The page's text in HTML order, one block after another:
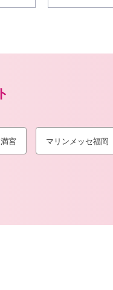
宮 マリンメッセ福岡